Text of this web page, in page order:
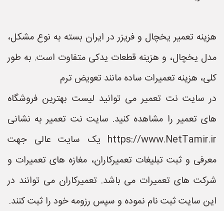
هزینه تعمیر یخچال و فریزر در ایران بسته به نوع مشکل،
مدل یخچال، و هزینه قطعات یدکی متفاوت است. به طور
کلی، هزینه تعمیرات ساده مانند تعویض ترم
در سایت نت تعمیر می توانید لیست بهترین فروشگاه
های تعمیر را مشاهده کنید. سایت نت تعمیر به نشانی
https://www.NetTamir.ir یک سایت عالی جهت
معرفی و ثبت تبلیغات تعمیرکاران، مغازه های تعمیرات و
شرکت های تعمیرات می باشد. تعمیرکاران می توانند در
این سایت ثبت نام نموده و سپس رزومه خود را ثبت کنند.